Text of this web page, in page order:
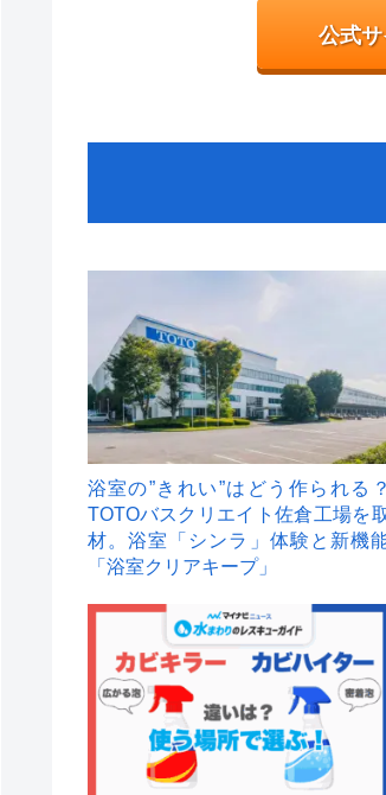
公式
浴室の”きれい”はどう作られる？
TOTOバスクリエイト佐倉工場を
材。浴室「シンラ」体験と新機
「浴室クリアキープ」